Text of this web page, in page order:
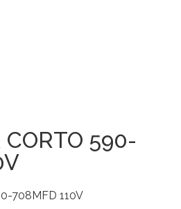
CORTO 590-
708MFD 110V